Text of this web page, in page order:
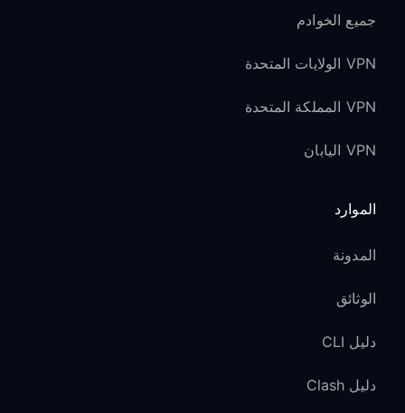
جميع الخوادم
VPN الولايات المتحدة
VPN المملكة المتحدة
VPN اليابان
الموارد
المدونة
الوثائق
دليل CLI
دليل Clash